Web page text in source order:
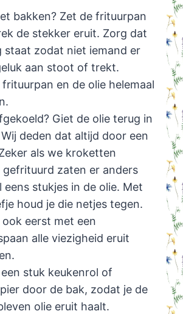
bakken? Zet de frituurpan
de stekker eruit. Zorg dat
staat zodat niet iemand er
aan stoot of trekt.
frituurpan en de olie helemaal
Giet de olie terug in
deden dat altijd door een
als we kroketten
gefrituurd zaten er anders
eens stukjes in de olie. Met
houd je die netjes tegen.
eerst met een
alle viezigheid eruit
stuk keukenrol of
door de bak, zodat je de
olie eruit haalt.